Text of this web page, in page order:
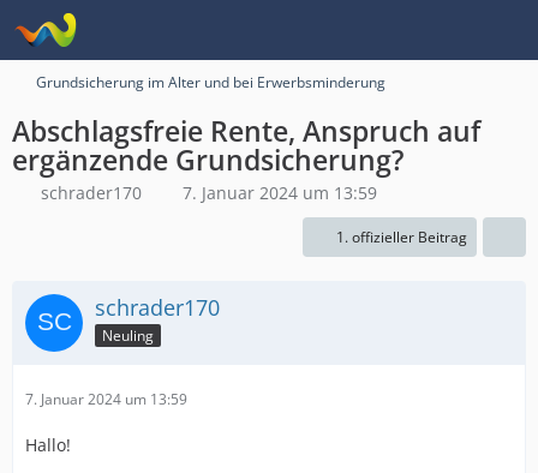
Grundsicherung im Alter und bei Erwerbsminderung
Abschlagsfreie Rente, Anspruch auf
ergänzende Grundsicherung?
schrader170 7. Januar 2024 um 13:59
1. offizieller Beitrag
schrader170
Neuling
7. Januar 2024 um 13:59
Hallo!